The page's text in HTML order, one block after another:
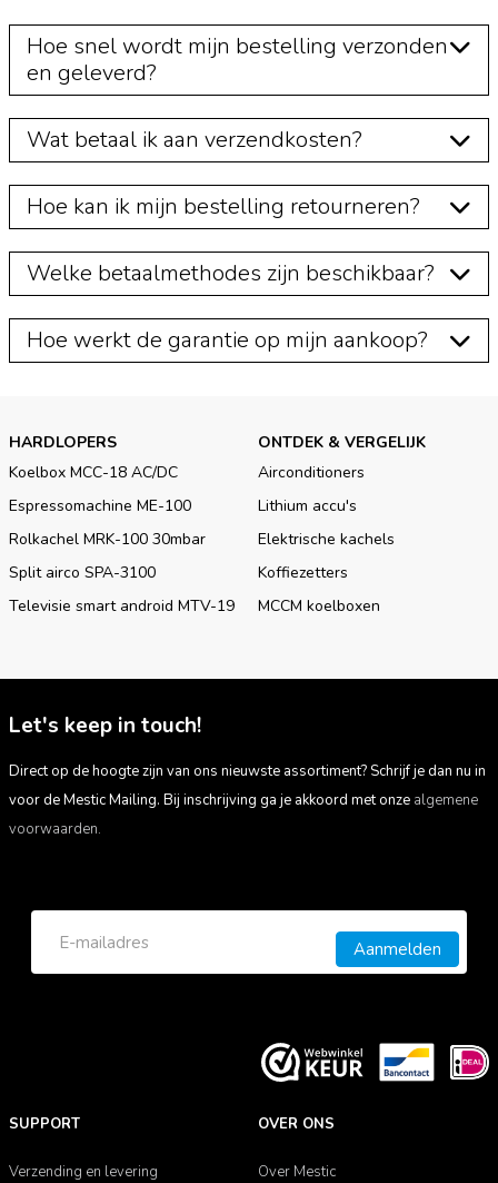
Hoe snel wordt mijn bestelling verzonden
en geleverd?
Wat betaal ik aan verzendkosten?
Hoe kan ik mijn bestelling retourneren?
Welke betaalmethodes zijn beschikbaar?
Hoe werkt de garantie op mijn aankoop?
HARDLOPERS
Koelbox MCC-18 AC/DC
Espressomachine ME-100
Rolkachel MRK-100 30mbar
Split airco SPA-3100
Televisie smart android MTV-19
ONTDEK & VERGELIJK
Airconditioners
Lithium accu's
Elektrische kachels
Koffiezetters
MCCM koelboxen
Let's keep in touch!
Direct op de hoogte zijn van ons nieuwste assortiment? Schrijf je dan nu in
voor de Mestic Mailing. Bij inschrijving ga je akkoord met onze algemene
voorwaarden.
Aanmelden
SUPPORT
Verzending en levering
OVER ONS
Over Mestic